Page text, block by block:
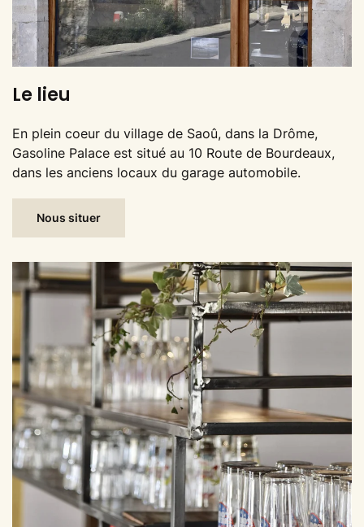
Le lieu
En plein coeur du village de Saoû, dans la Drôme,
Gasoline Palace est situé au 10 Route de Bourdeaux,
dans les anciens locaux du garage automobile.
Nous situer